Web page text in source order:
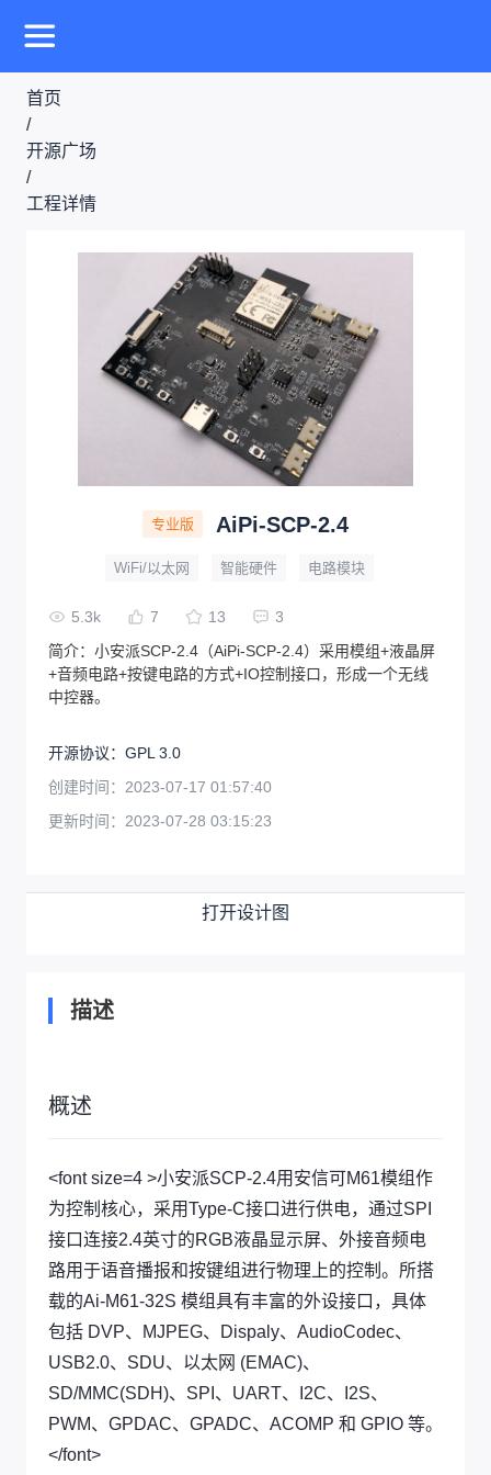
首页
/
开源广场
/
工程详情
专业版 AiPi-SCP-2.4
WiFi/以太网 智能硬件 电路模块
5.3k 7 13
3
简介： 小安派SCP-2.4（AiPi-SCP-2.4）采用模组+液晶屏
+音频电路+按键电路的方式+IO控制接口，形成一个无线
中控器。
开源协议： GPL 3.0
创建时间： 2023-07-17 01:57:40
更新时间： 2023-07-28 03:15:23
打开设计图
描述
概述
<font size=4 >小安派SCP-2.4用安信可M61模组作
为控制核心，采用Type-C接口进行供电，通过SPI
接口连接2.4英寸的RGB液晶显示屏、外接音频电
路用于语音播报和按键组进行物理上的控制。所搭
载的Ai-M61-32S 模组具有丰富的外设接口，具体
包括 DVP、MJPEG、Dispaly、AudioCodec、
USB2.0、SDU、以太网 (EMAC)、
SD/MMC(SDH)、SPI、UART、I2C、I2S、
PWM、GPDAC、GPADC、ACOMP 和 GPIO 等。
</font>